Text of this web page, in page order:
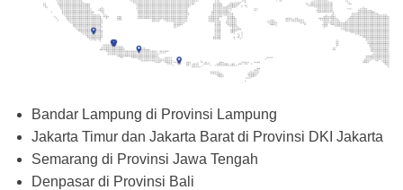
Bandar Lampung di Provinsi Lampung
Jakarta Timur dan Jakarta Barat di Provinsi DKI Jakarta
Semarang di Provinsi Jawa Tengah
Denpasar di Provinsi Bali